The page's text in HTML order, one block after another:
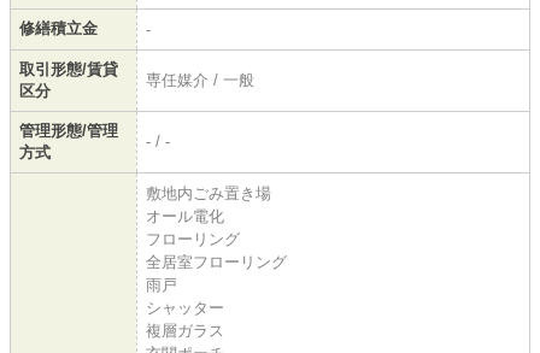
修繕積立金 -
取引形態/賃貸
区分
専任媒介 / 一般
管理形態/管理
方式
- / -
敷地内ごみ置き場
オール電化
フローリング
全居室フローリング
雨戸
シャッター
複層ガラス